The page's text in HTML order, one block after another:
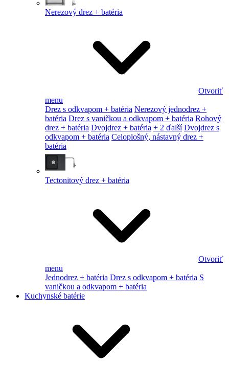
Nerezový drez + batéria
Otvoriť
menu
Drez s odkvapom + batéria Nerezový jednodrez +
batéria Drez s vaničkou a odkvapom + batéria Rohový
drez + batéria Dvojdrez + batéria + 2 ďalší Dvojdrez s
odkvapom + batéria Celoplošný, nástavný drez +
batéria
Tectonitový drez + batéria
Otvoriť
menu
Jednodrez + batéria Drez s odkvapom + batéria S
vaničkou a odkvapom + batéria
Kuchynské batérie